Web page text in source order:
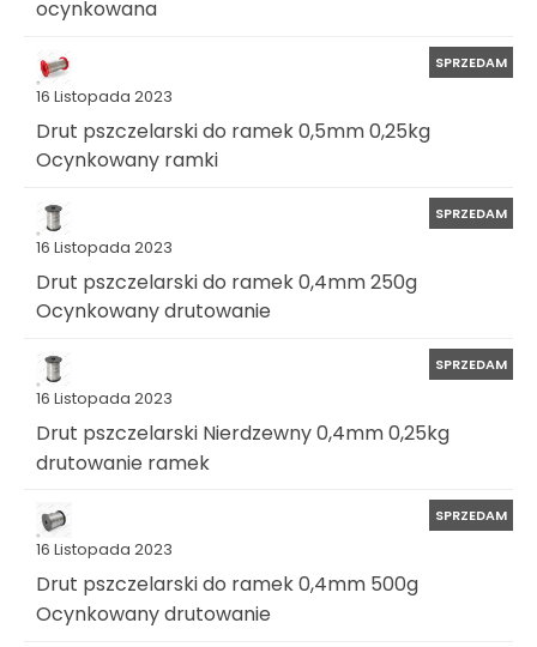
ocynkowana
16 Listopada 2023
SPRZEDAM
Drut pszczelarski do ramek 0,5mm 0,25kg
Ocynkowany ramki
16 Listopada 2023
SPRZEDAM
Drut pszczelarski do ramek 0,4mm 250g
Ocynkowany drutowanie
16 Listopada 2023
SPRZEDAM
Drut pszczelarski Nierdzewny 0,4mm 0,25kg
drutowanie ramek
16 Listopada 2023
SPRZEDAM
Drut pszczelarski do ramek 0,4mm 500g
Ocynkowany drutowanie